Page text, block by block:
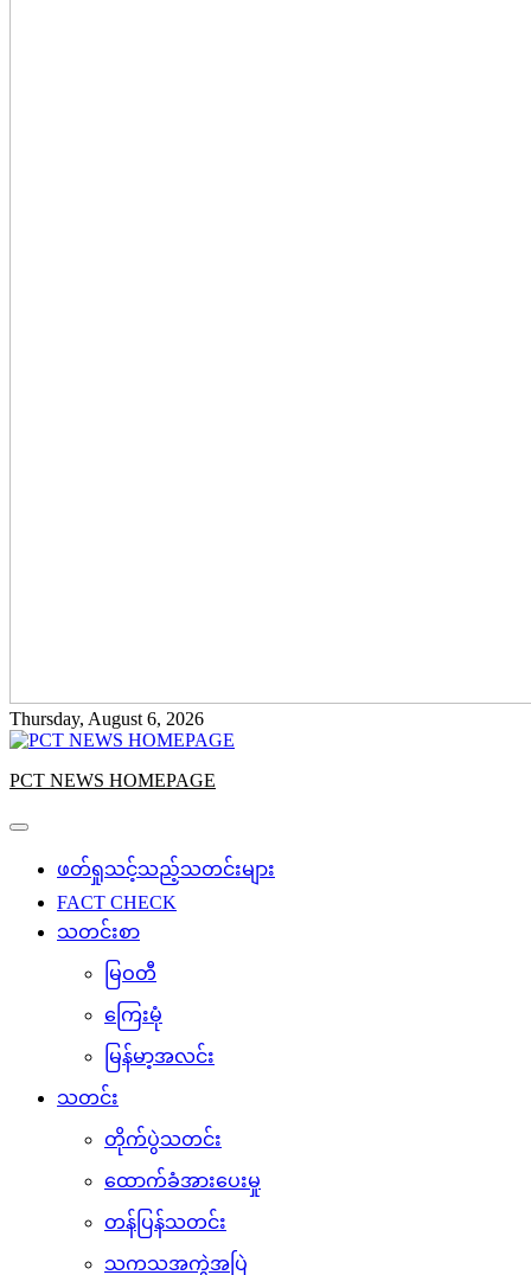
Thursday, August 6, 2026
PCT NEWS HOMEPAGE
ဖတ်ရှုသင့်သည့်သတင်းများ
FACT CHECK
သတင်းစာ
မြဝတီ
ကြေးမုံ
မြန်မာ့အလင်း
သတင်း
တိုက်ပွဲသတင်း
ထောက်ခံအားပေးမှု
တန်ပြန်သတင်း
သကသအကွဲအပြဲ